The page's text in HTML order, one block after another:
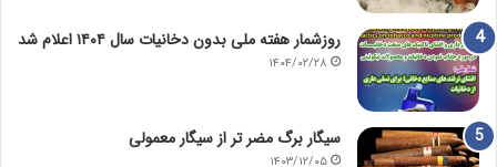
روزشمار هفته ملی بدون دخانیات سال ۱۴۰۴ اعلام شد
۱۴۰۴/۰۲/۲۸
سیگار برگ مضر تر از سیگار معمولی
۱۴۰۳/۱۲/۰۵